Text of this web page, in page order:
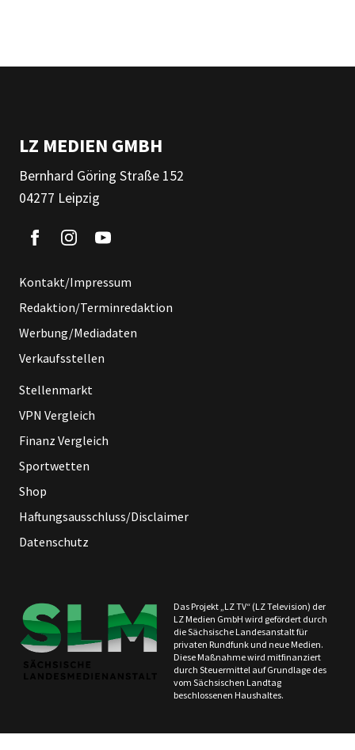
LZ MEDIEN GMBH
Bernhard Göring Straße 152
04277 Leipzig
Kontakt/Impressum
Redaktion/Terminredaktion
Werbung/Mediadaten
Verkaufsstellen
Stellenmarkt
VPN Vergleich
Finanz Vergleich
Sportwetten
Shop
Haftungsausschluss/Disclaimer
Datenschutz
Das Projekt „LZ TV“ (LZ Television) der
LZ Medien GmbH wird gefördert durch
die Sächsische Landesanstalt für
privaten Rundfunk und neue Medien.
Diese Maßnahme wird mitfinanziert
durch Steuermittel auf Grundlage des
vom Sächsischen Landtag
beschlossenen Haushaltes.